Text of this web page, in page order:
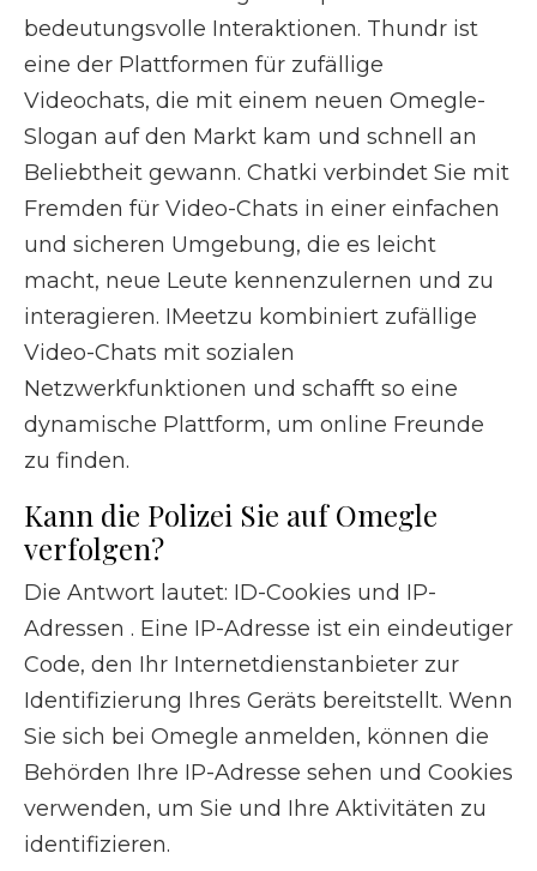
bedeutungsvolle Interaktionen. Thundr ist
eine der Plattformen für zufällige
Videochats, die mit einem neuen Omegle-
Slogan auf den Markt kam und schnell an
Beliebtheit gewann. Chatki verbindet Sie mit
Fremden für Video-Chats in einer einfachen
und sicheren Umgebung, die es leicht
macht, neue Leute kennenzulernen und zu
interagieren. IMeetzu kombiniert zufällige
Video-Chats mit sozialen
Netzwerkfunktionen und schafft so eine
dynamische Plattform, um online Freunde
zu finden.
Kann die Polizei Sie auf Omegle
verfolgen?
Die Antwort lautet: ID-Cookies und IP-
Adressen . Eine IP-Adresse ist ein eindeutiger
Code, den Ihr Internetdienstanbieter zur
Identifizierung Ihres Geräts bereitstellt. Wenn
Sie sich bei Omegle anmelden, können die
Behörden Ihre IP-Adresse sehen und Cookies
verwenden, um Sie und Ihre Aktivitäten zu
identifizieren.